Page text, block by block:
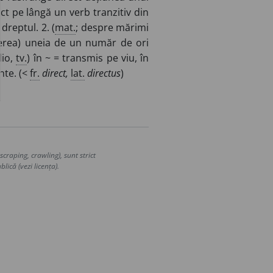
pe lângă un verb tranzitiv din
2. (mat.; despre mărimi
uneia de un număr de ori
tv.) în ~ = transmis pe viu, în
(<fr. direct, lat. directus)
crawling), sunt strict
(vezi licența).